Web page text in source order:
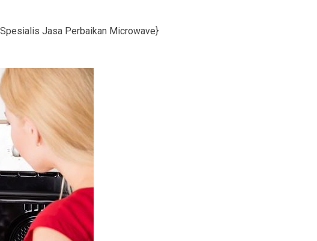
Jasa Perbaikan Microwave}